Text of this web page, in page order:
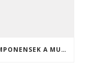
PENTAIR SÜDMO SZELEPEK ÉS KOMPONENSEK A MULTIVALVE KFT. KÍNÁLATÁBAN